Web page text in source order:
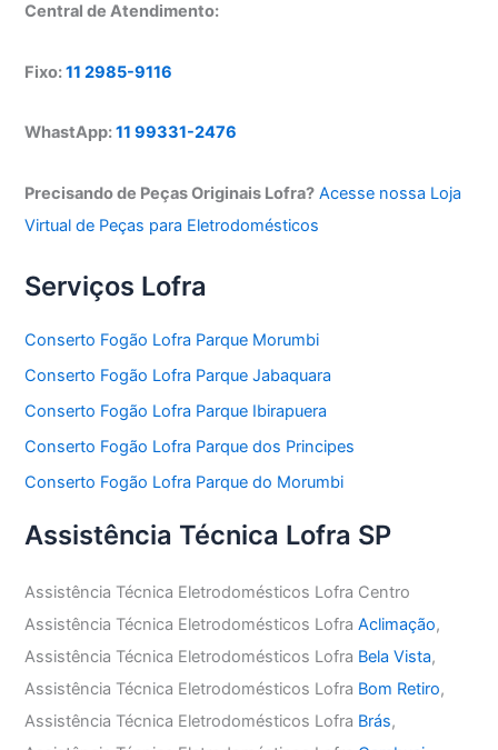
Central de Atendimento:
Fixo:11 2985-9116
WhastApp:11 99331-2476
Precisando de Peças Originais Lofra? Acesse nossa Loja
Virtual de Peças para Eletrodomésticos
Serviços Lofra
Conserto Fogão Lofra Parque Morumbi
Conserto Fogão Lofra Parque Jabaquara
Conserto Fogão Lofra Parque Ibirapuera
Conserto Fogão Lofra Parque dos Principes
Conserto Fogão Lofra Parque do Morumbi
Assistência Técnica Lofra SP
Assistência Técnica Eletrodomésticos Lofra Centro
Assistência Técnica Eletrodomésticos LofraAclimação,
Assistência Técnica Eletrodomésticos Lofra Bela Vista,
Assistência Técnica Eletrodomésticos Lofra Bom Retiro,
Assistência Técnica Eletrodomésticos Lofra Brás,